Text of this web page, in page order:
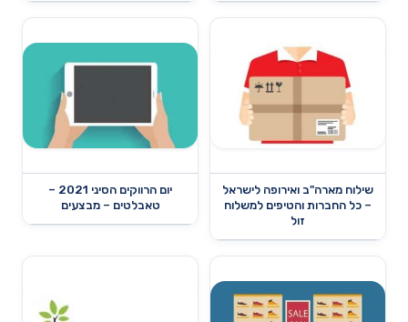
שילוח מארה"ב ואירופה לישראל
– כל החברות והטיפים למשלוח
זול
יום הרווקים הסיני 2021 –
טאבלטים – מבצעים